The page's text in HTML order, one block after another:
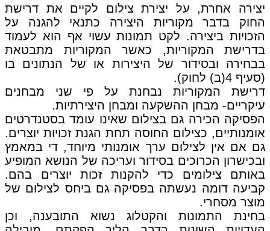
יצירה אחרת, על יצירת צילום לקיים את דרישת
החוק בדבר מקוריות היצירה כתנאי להגנה על
הזכויות ביצירה. לקט תמונות עשוי אף הוא לעמוד
בדרישת המקוריות, כאשר המקוריות מתבטאת
בבחירה ובסידור של היצירות או של הנתונים בו
(סעיף 4(ב) לחוק).
דרישת המקוריות נבחנת על פי שני מבחנים
עיקריים- מבחן ההשקעה ומבחן היצירתיות.
הפסיקה הכירה גם בצילום שאינו עומד בסטנדרטים
אומנותיים, כצילום החוסה תחת הגנת זכויות יוצרים.
גם אם אין לצילום ערך אומנותי מיוחד, די במאמץ
ובכישרון הכרוכים בסידור ועריכה של הנושא המופיע
באותם צילומים כדי להקנות זכות יוצרים בהם.
קביעה דומה נעשתה בפסיקה גם ביחס לצילום של
מוצר מסחרי.
בחינת התמונות והקטלוג נשוא התובענה, וכן